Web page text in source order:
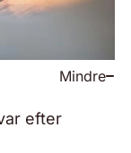
Mindre
efter